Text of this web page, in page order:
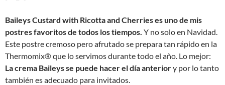
Baileys Custard with Ricotta and Cherries es uno de mis
postres favoritos de todos los tiempos. Y no solo en Navidad.
Este postre cremoso pero afrutado se prepara tan rápido en la
Thermomix® que lo servimos durante todo el año. Lo mejor:
La crema Baileys se puede hacer el día anteriory por lo tanto
también es adecuado para invitados.